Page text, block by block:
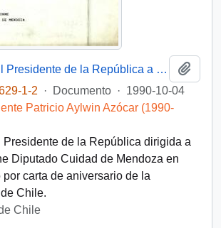
[Carta de S.E El Presidente de la República a Diputado Cuidad de Mendoza]
1-2
· Documento · 1990-10-04
Patricio Aylwin Azócar (1990-
Presidente de la República dirigida a
Diputado Cuidad de Mendoza en
carta de aniversario de la
Chile.
Chile